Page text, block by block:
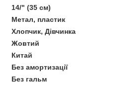
14/" (35 см)
Метал, пластик
Хлопчик, Дівчинка
Жовтий
Китай
Без амортизації
Без гальм